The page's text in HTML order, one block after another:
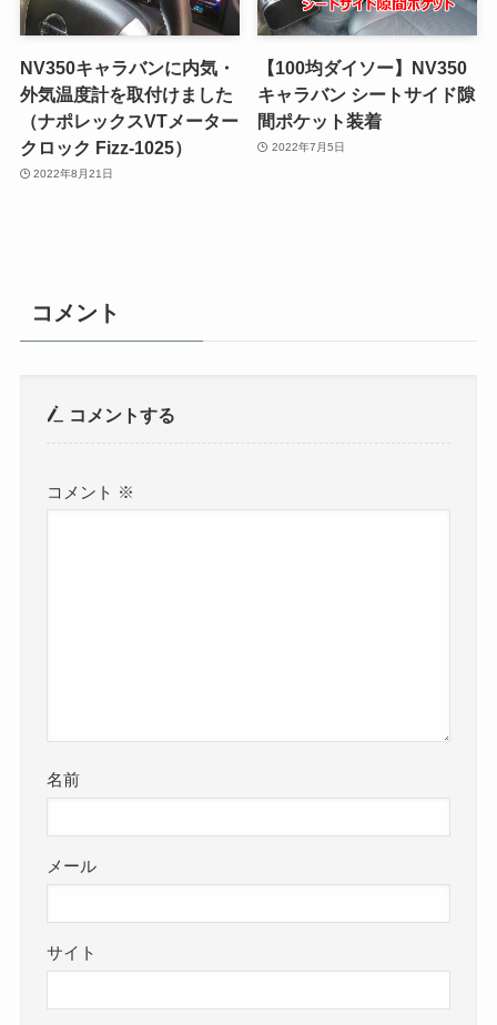
NV350キャラバンに内気・
外気温度計を取付けました
（ナポレックスVTメーター
クロック Fizz-1025）
2022年8月21日
【100均ダイソー】NV350
キャラバン シートサイド隙
間ポケット装着
2022年7月5日
コメント
コメントする
コメント ※
名前
メール
サイト